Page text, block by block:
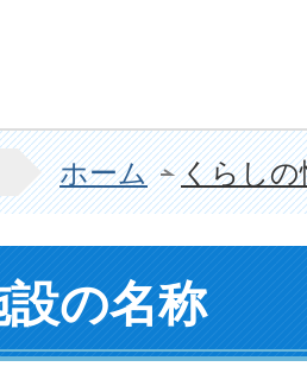
ホーム くらしの
の名称